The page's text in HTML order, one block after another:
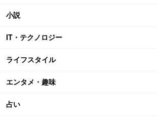
小説
IT・テクノロジー
ライフスタイル
エンタメ・趣味
占い